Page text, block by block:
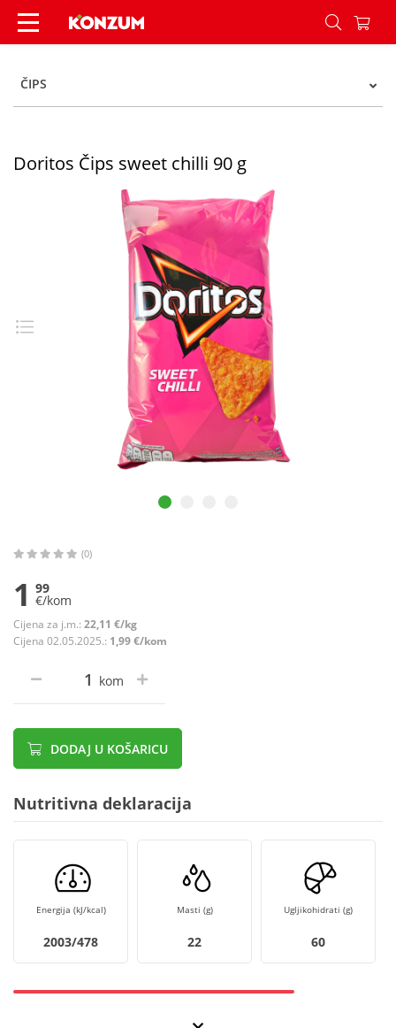
Doritos Čips sweet chilli 90 g - Konzum
ČIPS
Doritos Čips sweet chilli 90 g
(0)
1 99
€/kom
Cijena za j.m.: 22,11 €/kg
Cijena 02.05.2025.: 1,99 €/kom
kom
DODAJ U KOŠARICU
Nutritivna deklaracija
Energija (kJ/kcal)
2003/478
Masti (g)
22
Ugljikohidrati (g)
60